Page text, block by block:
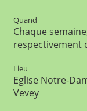
Quand
Chaque
respectivement
Lieu
Eglise Notre-
Vevey